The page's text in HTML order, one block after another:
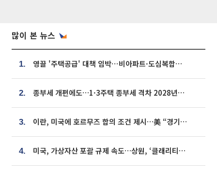
많이 본 뉴스
1. 영끌 '주택공급' 대책 임박⋯비아파트·도심복합까지 총동원
2. 종부세 개편에도…1·3주택 종부세 격차 2028년부터 확대
3. 이란, 미국에 호르무즈 합의 조건 제시…美 “경기 아직 안 끝나” [종합]
4. 미국, 가상자산 포괄 규제 속도…상원, ‘클래리티법’ 9월 절차투표 추진